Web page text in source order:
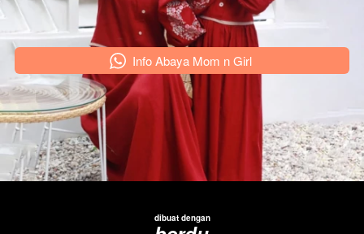
` Info Abaya Mom n Girl
dibuat dengan